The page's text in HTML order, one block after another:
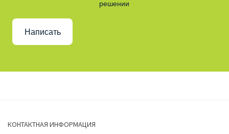
решении
Написать
КОНТАКТНАЯ ИНФОРМАЦИЯ